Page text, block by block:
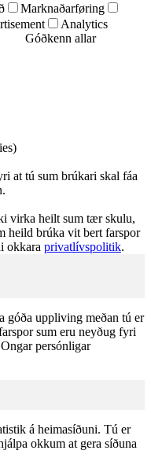
Marknaðarføring
Analytics
Góðkenn allar
at tú sum brúkari skal fáa
virka heilt sum tær skulu,
heild brúka vit bert farspor
okkara privatlívspolitik.
góða uppliving meðan tú er
sum eru neyðug fyri
persónligar
á heimasíðuni. Tú er
okkum at gera síðuna